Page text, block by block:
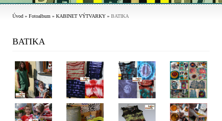
Úvod » Fotoalbum » KABINET VÝTVARKY » BATIKA
BATIKA